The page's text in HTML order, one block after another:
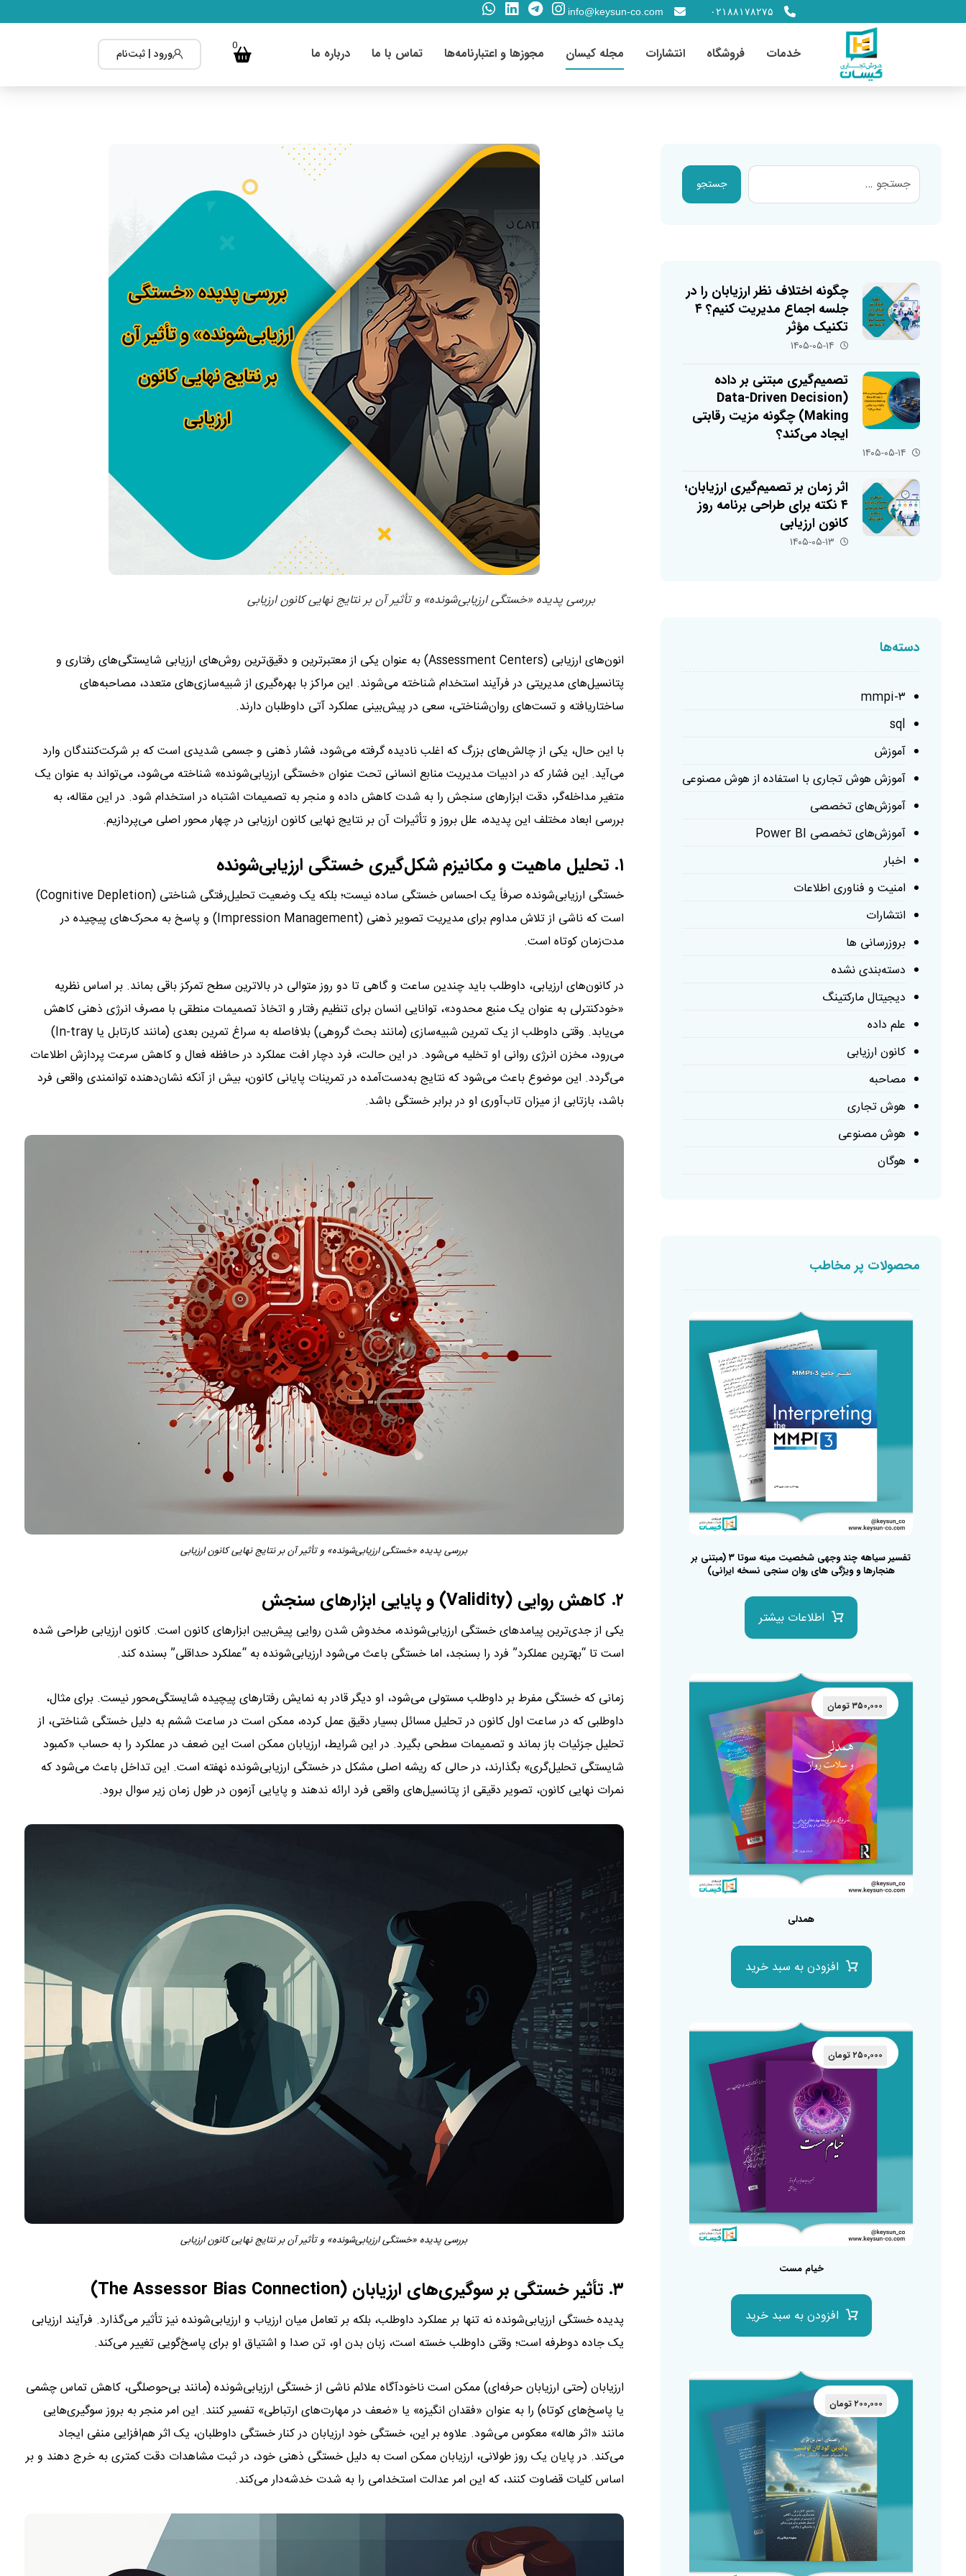
۰۲۱۸۸۱۷۸۲۷۵ info@keysun-co.com
خدمات فروشگاه انتشارات مجله کیسان مجوزها و اعتبارنامه‌ها تماس با ما درباره ما 0
ورود | ثبت‌نام
بررسی پدیده «خستگی ارزیابی‌شونده» و تأثیر آن بر نتایج نهایی کانون ارزیابی
انون‌های ارزیابی (Assessment Centers) به عنوان یکی از معتبرترین و دقیق‌ترین روش‌های ارزیابی شایستگی‌های رفتاری و
پتانسیل‌های مدیریتی در فرآیند استخدام شناخته می‌شوند. این مراکز با بهره‌گیری از شبیه‌سازی‌های متعدد، مصاحبه‌های
ساختاریافته و تست‌های روان‌شناختی، سعی در پیش‌بینی عملکرد آتی داوطلبان دارند.
با این حال، یکی از چالش‌های بزرگ که اغلب نادیده گرفته می‌شود، فشار ذهنی و جسمی شدیدی است که بر شرکت‌کنندگان وارد
می‌آید. این فشار که در ادبیات مدیریت منابع انسانی تحت عنوان «خستگی ارزیابی‌شونده» شناخته می‌شود، می‌تواند به عنوان یک
متغیر مداخله‌گر، دقت ابزارهای سنجش را به شدت کاهش داده و منجر به تصمیمات اشتباه در استخدام شود. در این مقاله، به
بررسی ابعاد مختلف این پدیده، علل بروز و تأثیرات آن بر نتایج نهایی کانون ارزیابی در چهار محور اصلی می‌پردازیم.
۱. تحلیل ماهیت و مکانیزم شکل‌گیری خستگی ارزیابی‌شونده
خستگی ارزیابی‌شونده صرفاً یک احساس خستگی ساده نیست؛ بلکه یک وضعیت تحلیل‌رفتگی شناختی (Cognitive Depletion)
است که ناشی از تلاش مداوم برای مدیریت تصویر ذهنی (Impression Management) و پاسخ به محرک‌های پیچیده در
مدت‌زمان کوتاه است.
در کانون‌های ارزیابی، داوطلب باید چندین ساعت و گاهی تا دو روز متوالی در بالاترین سطح تمرکز باقی بماند. بر اساس نظریه
«خودکنترلی به عنوان یک منبع محدود»، توانایی انسان برای تنظیم رفتار و اتخاذ تصمیمات منطقی با مصرف انرژی ذهنی کاهش
می‌یابد. وقتی داوطلب از یک تمرین شبیه‌سازی (مانند بحث گروهی) بلافاصله به سراغ تمرین بعدی (مانند کارتابل یا In-tray)
می‌رود، مخزن انرژی روانی او تخلیه می‌شود. در این حالت، فرد دچار افت عملکرد در حافظه فعال و کاهش سرعت پردازش اطلاعات
می‌گردد. این موضوع باعث می‌شود که نتایج به‌دست‌آمده در تمرینات پایانی کانون، بیش از آنکه نشان‌دهنده توانمندی واقعی فرد
باشد، بازتابی از میزان تاب‌آوری او در برابر خستگی باشد.
بررسی پدیده «خستگی ارزیابی‌شونده» و تأثیر آن بر نتایج نهایی کانون ارزیابی
۲. کاهش روایی (Validity) و پایایی ابزارهای سنجش
یکی از جدی‌ترین پیامدهای خستگی ارزیابی‌شونده، مخدوش شدن روایی پیش‌بین ابزارهای کانون است. کانون ارزیابی طراحی شده
است تا “بهترین عملکرد” فرد را بسنجد، اما خستگی باعث می‌شود ارزیابی‌شونده به “عملکرد حداقلی” بسنده کند.
زمانی که خستگی مفرط بر داوطلب مستولی می‌شود، او دیگر قادر به نمایش رفتارهای پیچیده شایستگی‌محور نیست. برای مثال،
داوطلبی که در ساعت اول کانون در تحلیل مسائل بسیار دقیق عمل کرده، ممکن است در ساعت ششم به دلیل خستگی شناختی، از
تحلیل جزئیات باز بماند و تصمیمات سطحی بگیرد. در این شرایط، ارزیابان ممکن است این ضعف در عملکرد را به حساب «کمبود
شایستگی تحلیل‌گری» بگذارند، در حالی که ریشه اصلی مشکل در خستگی ارزیابی‌شونده نهفته است. این تداخل باعث می‌شود که
نمرات نهایی کانون، تصویر دقیقی از پتانسیل‌های واقعی فرد ارائه ندهند و پایایی آزمون در طول زمان زیر سوال برود.
بررسی پدیده «خستگی ارزیابی‌شونده» و تأثیر آن بر نتایج نهایی کانون ارزیابی
۳. تأثیر خستگی بر سوگیری‌های ارزیابان (The Assessor Bias Connection)
پدیده خستگی ارزیابی‌شونده نه تنها بر عملکرد داوطلب، بلکه بر تعامل میان ارزیاب و ارزیابی‌شونده نیز تأثیر می‌گذارد. فرآیند ارزیابی
یک جاده دوطرفه است؛ وقتی داوطلب خسته است، زبان بدن او، تن صدا و اشتیاق او برای پاسخ‌گویی تغییر می‌کند.
ارزیابان (حتی ارزیابان حرفه‌ای) ممکن است ناخودآگاه علائم ناشی از خستگی ارزیابی‌شونده (مانند بی‌حوصلگی، کاهش تماس چشمی
یا پاسخ‌های کوتاه) را به عنوان «فقدان انگیزه» یا «ضعف در مهارت‌های ارتباطی» تفسیر کنند. این امر منجر به بروز سوگیری‌هایی
مانند «اثر هاله» معکوس می‌شود. علاوه بر این، خستگی خود ارزیابان در کنار خستگی داوطلبان، یک اثر هم‌افزایی منفی ایجاد
می‌کند. در پایان یک روز طولانی، ارزیابان ممکن است به دلیل خستگی ذهنی خود، در ثبت مشاهدات دقت کمتری به خرج دهند و بر
اساس کلیات قضاوت کنند، که این امر عدالت استخدامی را به شدت خدشه‎‌دار می‌کند.
جستجو
چگونه اختلاف نظر ارزیابان را در
جلسه اجماع مدیریت کنیم؟ ۴
تکنیک مؤثر
۱۴۰۵-۰۵-۱۴
تصمیم‌گیری مبتنی بر داده
(Data-Driven Decision
Making) چگونه مزیت رقابتی
ایجاد می‌کند؟
۱۴۰۵-۰۵-۱۴
اثر زمان بر تصمیم‌گیری ارزیابان؛
۴ نکته برای طراحی برنامه روز
کانون ارزیابی
۱۴۰۵-۰۵-۱۳
دسته‌ها
mmpi-۳
sql
آموزش
آموزش هوش تجاری با استفاده از هوش مصنوعی
آموزش‌های تخصصی
آموزش‌های تخصصی Power BI
اخبار
امنیت و فناوری اطلاعات
انتشارات
بروزرسانی ها
دسته‌بندی نشده
دیجیتال مارکتینگ
علم داده
کانون ارزیابی
مصاحبه
هوش تجاری
هوش مصنوعی
هوگان
محصولات پر مخاطب
تفسیر سیاهه چند وجهی شخصیت مینه سوتا ۳ (مبتنی بر
هنجارها و ویژگی های روان سنجی نسخه ایرانی)
اطلاعات بیشتر
همدلی
۳۵۰,۰۰۰ تومان
افزودن به سبد خرید
خیام مست
۲۵۰,۰۰۰ تومان
افزودن به سبد خرید
۲۰۰,۰۰۰ تومان